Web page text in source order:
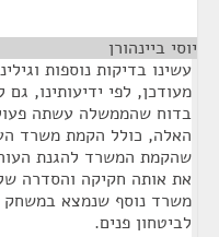
יוסי ביינהורן
עשינו בדיקות נוספות
מעודכן, לפי ידיעותינו,
בדוח שהממשלה עשתה
האלה, כולל הקמת משרד
שהקמת המשרד להגנת
את אותה חקיקה והסדרה
משרד נוסף שנמצא במשחק
לביטחון פנים.